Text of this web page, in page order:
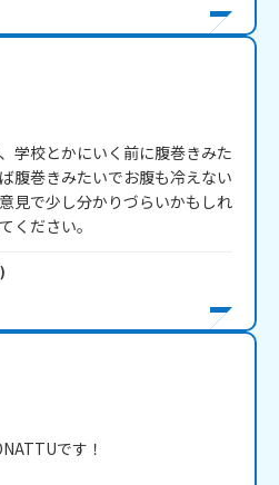
学校とかにいく前に腹巻きみた
腹巻きみたいでお腹も冷えない
見で少し分かりづらいかもしれ
ください。
)
です！